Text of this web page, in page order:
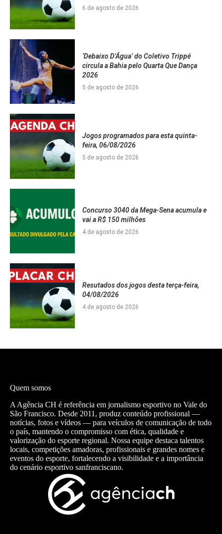
6 de agosto de 2026
‘Debaixo D’Água’ do Coletivo Trippé
circula a Bahia pelo Quarta Que Dança
2026
5 de agosto de 2026
Jogos programados para esta quinta-
feira, 06/08/2026
5 de agosto de 2026
Concurso 3040 da Mega-Sena acumula e
vai a R$ 150 milhões
4 de agosto de 2026
Resutados dos jogos desta terça-feira,
04/08/2026
4 de agosto de 2026
Quem somos
A Agência CH é referência em jornalismo esportivo no Vale do
São Francisco. Desde 2011, produz conteúdo profissional —
notícias, fotos e vídeos — para veículos de comunicação de todo
o país, mantendo o compromisso com ética, qualidade e
valorização do esporte regional. Nossa equipe destaca talentos
locais, competições amadoras, profissionais e grandes nomes e
eventos do esporte, fortalecendo a visibilidade e a importância
do cenário esportivo sanfranciscano.